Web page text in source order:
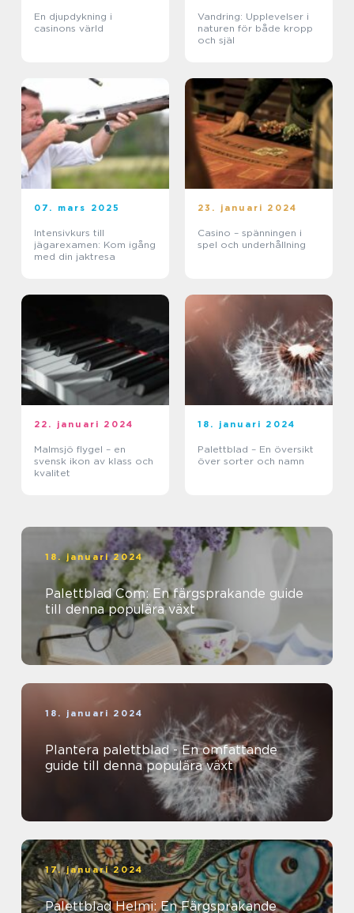
En djupdykning i
casinons värld
Vandring: Upplevelser i
naturen för både kropp
och själ
07. mars 2025
Intensivkurs till
jägarexamen: Kom igång
med din jaktresa
23. januari 2024
Casino – spänningen i
spel och underhållning
22. januari 2024
Malmsjö flygel – en
svensk ikon av klass och
kvalitet
18. januari 2024
Palettblad – En översikt
över sorter och namn
18. januari 2024
Palettblad Com: En färgsprakande guide
till denna populära växt
18. januari 2024
Plantera palettblad - En omfattande
guide till denna populära växt
17. januari 2024
Palettblad Helmi: En Färgsprakande